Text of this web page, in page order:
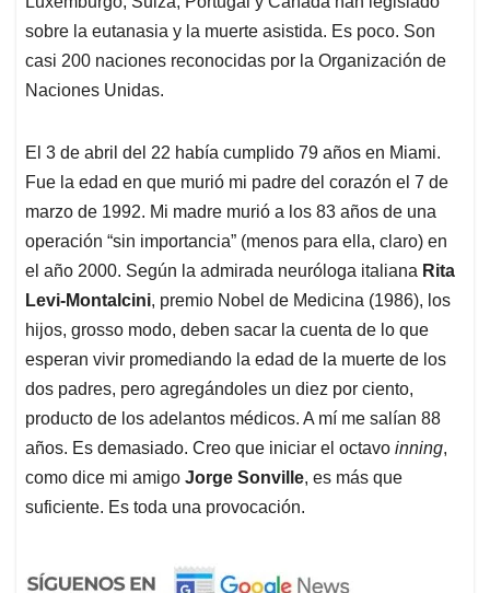
sobre la eutanasia y la muerte asistida. Es poco. Son
casi 200 naciones reconocidas por la Organización de
Naciones Unidas.
El 3 de abril del 22 había cumplido 79 años en Miami.
Fue la edad en que murió mi padre del corazón el 7 de
marzo de 1992. Mi madre murió a los 83 años de una
operación “sin importancia” (menos para ella, claro) en
el año 2000. Según la admirada neuróloga italiana Rita
Levi-Montalcini, premio Nobel de Medicina (1986), los
hijos, grosso modo, deben sacar la cuenta de lo que
esperan vivir promediando la edad de la muerte de los
dos padres, pero agregándoles un diez por ciento,
producto de los adelantos médicos. A mí me salían 88
años. Es demasiado. Creo que iniciar el octavo inning,
como dice mi amigo Jorge Sonville, es más que
suficiente. Es toda una provocación.